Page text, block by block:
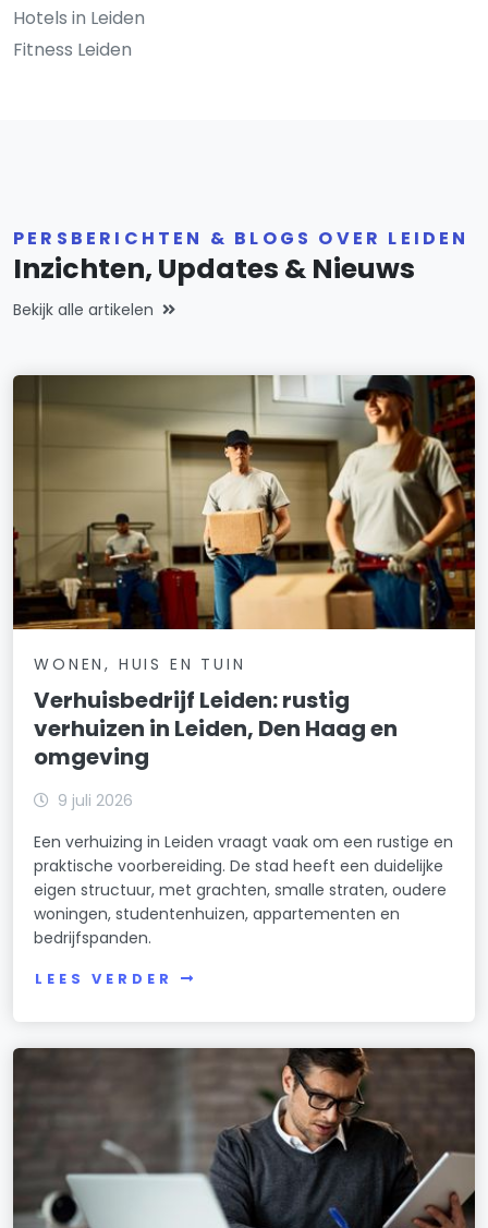
Hotels in Leiden
Fitness Leiden
PERSBERICHTEN & BLOGS OVER LEIDEN
Inzichten, Updates & Nieuws
Bekijk alle artikelen
WONEN, HUIS EN TUIN
Verhuisbedrijf Leiden: rustig
verhuizen in Leiden, Den Haag en
omgeving
9 juli 2026
Een verhuizing in Leiden vraagt vaak om een rustige en
praktische voorbereiding. De stad heeft een duidelijke
eigen structuur, met grachten, smalle straten, oudere
woningen, studentenhuizen, appartementen en
bedrijfspanden.
LEES VERDER